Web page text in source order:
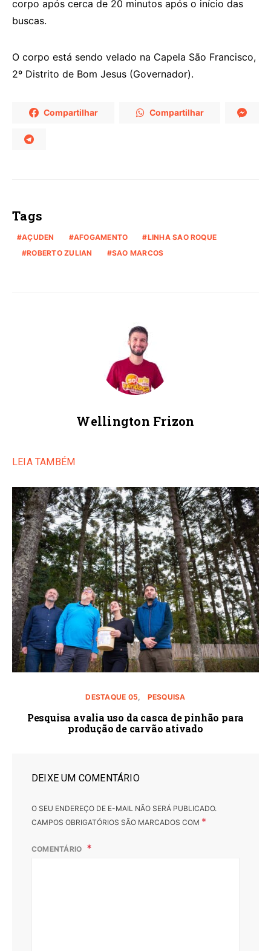
corpo após cerca de 20 minutos após o início das
buscas.
O corpo está sendo velado na Capela São Francisco,
2º Distrito de Bom Jesus (Governador).
Compartilhar Compartilhar
Tags
AÇUDEN AFOGAMENTO
LINHA SAO ROQUE
ROBERTO ZULIAN
SAO MARCOS
Wellington Frizon
LEIA TAMBÉM
DESTAQUE 05 PESQUISA
Pesquisa avalia uso da casca de pinhão para
produção de carvão ativado
DEIXE UM COMENTÁRIO
O SEU ENDEREÇO DE E-MAIL NÃO SERÁ PUBLICADO.
CAMPOS OBRIGATÓRIOS SÃO MARCADOS COM *
COMENTÁRIO